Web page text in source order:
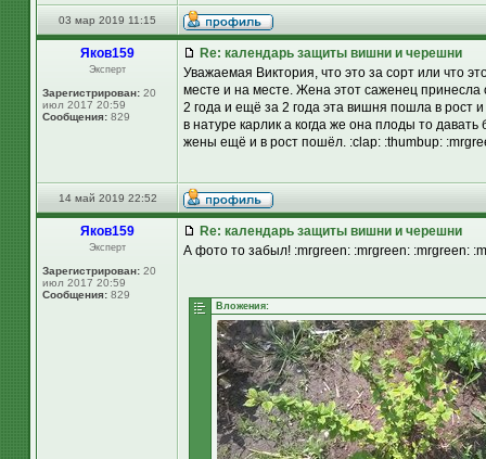
03 мар 2019 11:15
Яков159
Эксперт
Зарегистрирован: 20
июл 2017 20:59
Сообщения: 829
Re: календарь защиты вишни и черешни
Уважаемая Виктория, что это за сорт или что
месте и на месте. Жена этот саженец
2 года и ещё за 2 года эта вишня пошла в рост
в натуре карлик а когда же она плоды то
жены ещё и в рост пошёл. :clap: :thumbup:
14 май 2019 22:52
Яков159
Эксперт
Зарегистрирован: 20
июл 2017 20:59
Сообщения: 829
Re: календарь защиты вишни и черешни
А фото то забыл! :mrgreen: :mrgreen: :mrgreen:
Вложения: